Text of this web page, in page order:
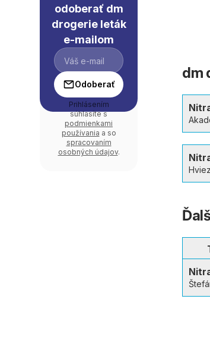
dm
odoberať dm
drogerie leták
e-mailom
Odoberať
Prihlásením
súhlasíte s
podmienkami
používania a so
spracovaním
osobných údajov.